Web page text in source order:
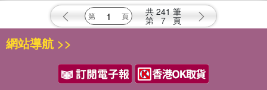
共 241 筆
第 7 頁
網站導航 >>